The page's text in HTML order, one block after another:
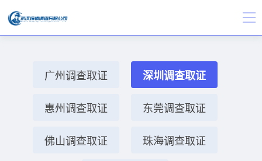
广州调查取证 深圳调查取证
惠州调查取证 东莞调查取证
佛山调查取证 珠海调查取证